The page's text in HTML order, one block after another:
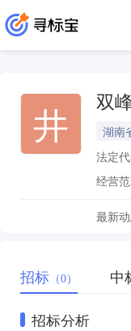
井 双
湖南
法定代
经营范
最新动
招标 （0） 中
招标分析